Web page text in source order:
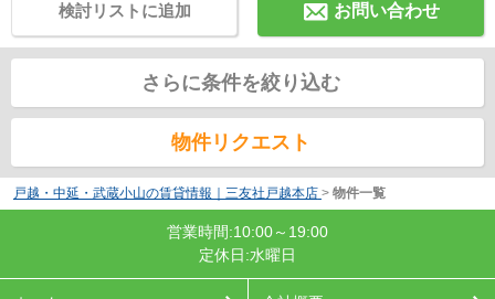
お問い合わせ
検討リストに追加
さらに条件を絞り込む
物件リクエスト
戸越・中延・武蔵小山の賃貸情報｜三友社戸越本店 > 物件一覧
営業時間:10:00～19:00
定休日:水曜日